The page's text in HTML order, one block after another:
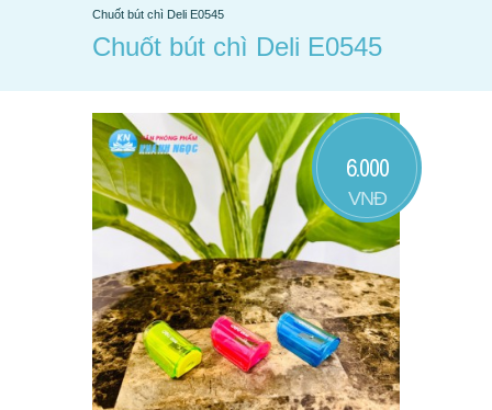
Chuốt bút chì Deli E0545
Chuốt bút chì Deli E0545
6.000
VNĐ